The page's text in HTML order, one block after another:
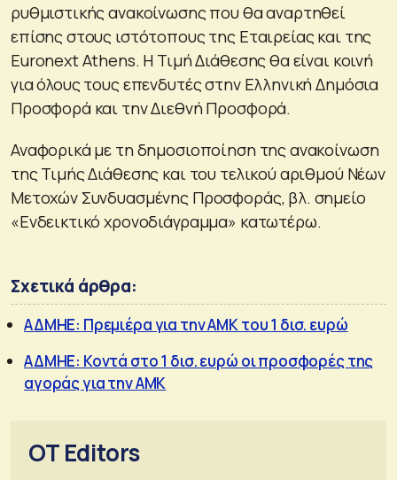
ρυθμιστικής ανακοίνωσης που θα αναρτηθεί
επίσης στους ιστότοπους της Εταιρείας και της
Euronext Athens. Η Τιμή Διάθεσης θα είναι κοινή
για όλους τους επενδυτές στην Ελληνική Δημόσια
Προσφορά και την Διεθνή Προσφορά.
Αναφορικά με τη δημοσιοποίηση της ανακοίνωση
της Τιμής Διάθεσης και του τελικού αριθμού Νέων
Μετοχών Συνδυασμένης Προσφοράς, βλ. σημείο
«Ενδεικτικό χρονοδιάγραμμα» κατωτέρω.
Σχετικά άρθρα:
ΑΔΜΗΕ: Πρεμιέρα για την ΑΜΚ του 1 δισ. ευρώ
ΑΔΜΗΕ: Κοντά στο 1 δισ. ευρώ οι προσφορές της
αγοράς για την ΑΜΚ
OT Editors